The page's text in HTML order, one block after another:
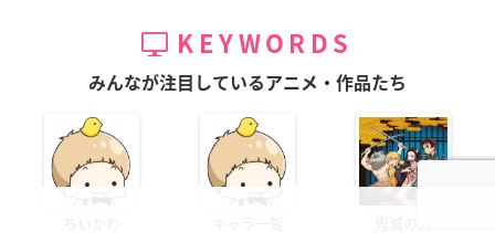
KEYWORDS
みんなが注目しているアニメ・作品たち